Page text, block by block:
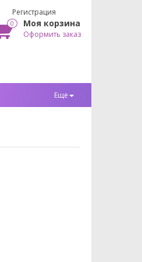
Регистрация
0 Моя корзина
Оформить заказ
Еще